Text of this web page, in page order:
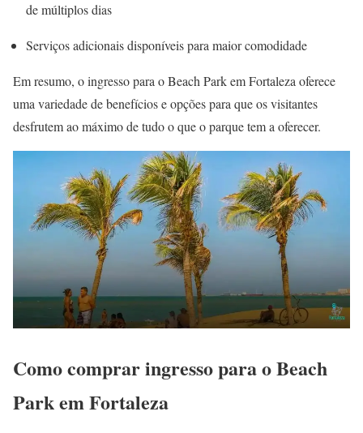
de múltiplos dias
Serviços adicionais disponíveis para maior comodidade
Em resumo, o ingresso para o Beach Park em Fortaleza oferece
uma variedade de benefícios e opções para que os visitantes
desfrutem ao máximo de tudo o que o parque tem a oferecer.
Como comprar ingresso para o Beach
Park em Fortaleza